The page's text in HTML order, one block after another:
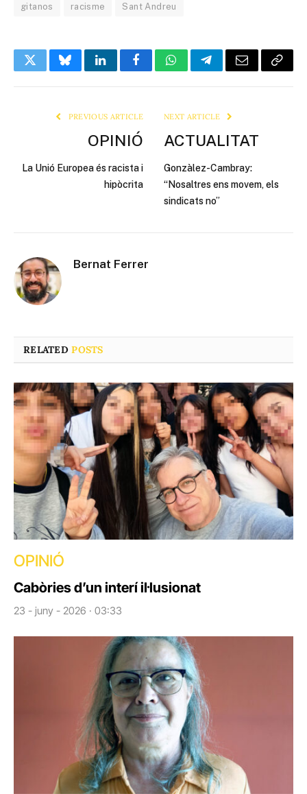
gitanos racisme Sant Andreu
TwitterBlueskyLinkedInFacebookWhatsAppTelegramEmail Copy
PREVIOUS ARTICLE
OPINIÓ
La Unió Europea és racista i
hipòcrita
NEXT ARTICLE
ACTUALITAT
Gonzàlez-Cambray:
“Nosaltres ens movem, els
sindicats no”
Bernat Ferrer
RELATEDPOSTS
OPINIÓ
Cabòries d’un interí il·lusionat
23 - juny - 2026 · 03:33